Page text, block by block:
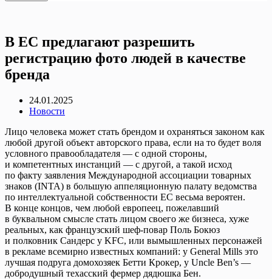
В ЕС предлагают разрешить
регистрацию фото людей в качестве
бренда
24.01.2025
Новости
Лицо человека может стать брендом и охраняться законом как
любой другой объект авторского права, если на то будет воля
условного правообладателя — с одной стороны,
и компетентных инстанций — с другой, а такой исход
по факту заявления Международной ассоциации товарных
знаков (INTA) в большую аппеляционную палату ведомства
по интеллектуальной собственности ЕС весьма вероятен.
В конце концов, чем любой европеец, пожелавший
в буквальном смысле стать лицом своего же бизнеса, хуже
реальных, как французский шеф-повар Поль Бокюз
и полковник Сандерс у KFC, или вымышленных персонажей
в рекламе всемирно известных компаний: у General Mills это
лучшая подруга домохозяек Бетти Крокер, у Uncle Ben’s —
добродушный техасский фермер дядюшка Бен.